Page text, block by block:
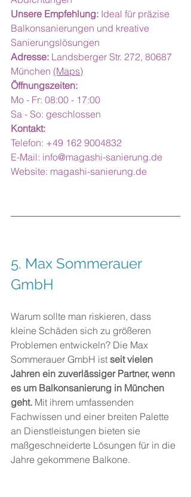
Unsere Empfehlung: Ideal für präzise
Balkonsanierungen und kreative
Sanierungslösungen
Adresse: Landsberger Str. 272, 80687
München (Maps)
Öffnungszeiten:
Mo - Fr: 08:00 - 17:00
Sa - So: geschlossen
Kontakt:
Telefon: +49 162 9004832
E-Mail: info@magashi-sanierung.de
Website: magashi-sanierung.de
5. Max Sommerauer
GmbH
Warum sollte man riskieren, dass
kleine Schäden sich zu größeren
Problemen entwickeln? Die Max
Sommerauer GmbH ist seit vielen
Jahren ein zuverlässiger Partner, wenn
es um Balkonsanierung in München
geht. Mit ihrem umfassenden
Fachwissen und einer breiten Palette
an Dienstleistungen bieten sie
maßgeschneiderte Lösungen für in die
Jahre gekommene Balkone.